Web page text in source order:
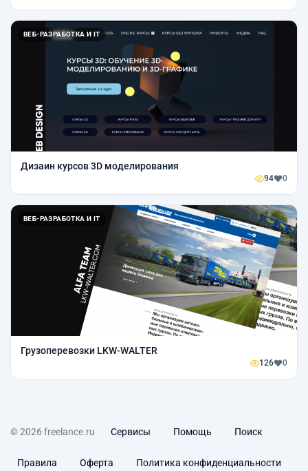
ВЕБ-РАЗРАБОТКА И IT
Дизаин курсов 3D моделирования
94 0
ВЕБ-РАЗРАБОТКА И IT
Грузоперевозки LKW-WALTER
126 0
© 2026 freelance.ru Сервисы Помощь Поиск
Правила Оферта Политика конфиденциальности